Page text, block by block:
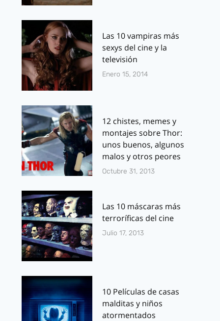
Las 10 vampiras más
sexys del cine y la
televisión
Enero 15, 2014
12 chistes, memes y
montajes sobre Thor:
unos buenos, algunos
malos y otros peores
Octubre 31, 2013
Las 10 máscaras más
terroríficas del cine
Julio 17, 2013
10 Películas de casas
malditas y niños
atormentados